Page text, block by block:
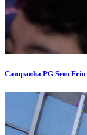
Campanha PG Sem